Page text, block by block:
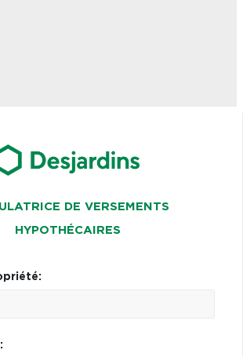
DE VERSEMENTS
HYPOTHÉCAIRES